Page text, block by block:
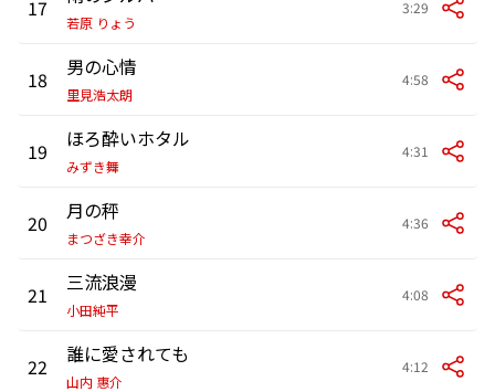
17
若原 りょう
3:29
18 男の心情
里見浩太朗
4:58
19 ほろ酔いホタル
みずき舞
4:31
20 月の秤
まつざき幸介
4:36
21 三流浪漫
小田純平
4:08
22 誰に愛されても
山内 惠介
4:12